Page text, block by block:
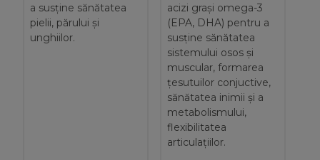
a susține sănătatea
pielii, părului și
unghiilor.
acizi grași omega-3
(EPA, DHA) pentru a
susține sănătatea
sistemului osos și
muscular, formarea
țesutuilor conjuctive,
sănătatea inimii și a
metabolismului,
flexibilitatea
articulațiilor.